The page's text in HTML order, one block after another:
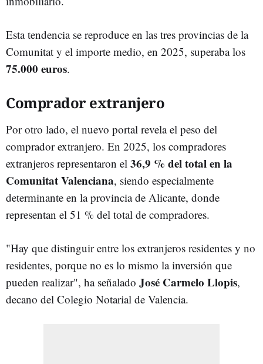
Esta tendencia se reproduce en las tres provincias de la
Comunitat y el importe medio, en 2025, superaba los
75.000 euros.
Comprador extranjero
Por otro lado, el nuevo portal revela el peso del
comprador extranjero. En 2025, los compradores
extranjeros representaron el 36,9 % del total en la
Comunitat Valenciana, siendo especialmente
determinante en la provincia de Alicante, donde
representan el 51 % del total de compradores.
"Hay que distinguir entre los extranjeros residentes y no
residentes, porque no es lo mismo la inversión que
pueden realizar", ha señalado José Carmelo Llopis,
decano del Colegio Notarial de Valencia.